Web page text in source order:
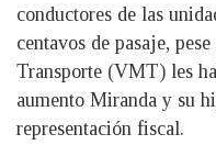
conductores de las
centavos de pasaje,
Transporte (VMT) les
aumento Miranda y su
representación fiscal.